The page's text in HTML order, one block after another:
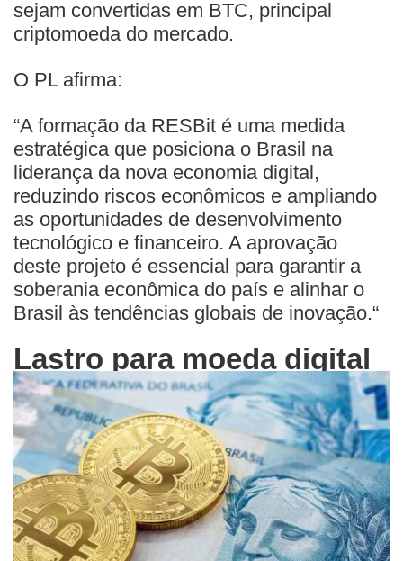
sejam convertidas em BTC, principal
criptomoeda do mercado.
O PL afirma:
“A formação da RESBit é uma medida
estratégica que posiciona o Brasil na
liderança da nova economia digital,
reduzindo riscos econômicos e ampliando
as oportunidades de desenvolvimento
tecnológico e financeiro. A aprovação
deste projeto é essencial para garantir a
soberania econômica do país e alinhar o
Brasil às tendências globais de inovação.“
Lastro para moeda digital